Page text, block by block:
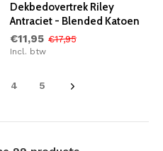
Dekbedovertrek Riley
Antraciet - Blended Katoen
€11,95 €17,95
Incl. btw
4 5